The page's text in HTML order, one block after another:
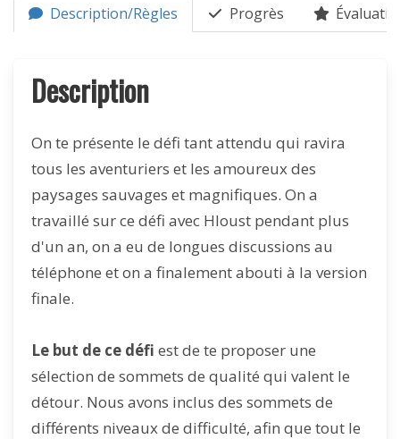
Description/Règles Progrès
Description
On te présente le défi tant attendu qui ravira
tous les aventuriers et les amoureux des
paysages sauvages et magnifiques. On a
travaillé sur ce défi avec Hloust pendant plus
d'un an, on a eu de longues discussions au
téléphone et on a finalement abouti à la version
finale.
Le but de ce défi est de te proposer une
sélection de sommets de qualité qui valent le
détour. Nous avons inclus des sommets de
différents niveaux de difficulté, afin que tout le